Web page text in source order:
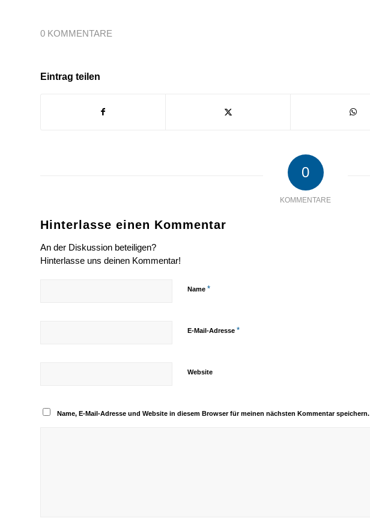
0 KOMMENTARE
Eintrag teilen
0
KOMMENTARE
Hinterlasse einen Kommentar
An der Diskussion beteiligen?
Hinterlasse uns deinen Kommentar!
Name *
E-Mail-Adresse *
Website
Name, E-Mail-Adresse und Website in diesem Browser für meinen nächsten Kommentar speichern.